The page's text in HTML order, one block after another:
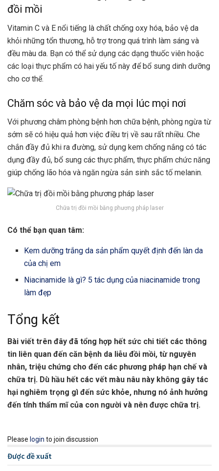
đồi mồi
Vitamin C và E nổi tiếng là chất chống oxy hóa, bảo vệ da
khỏi những tổn thương, hỗ trợ trong quá trình làm sáng và
đều màu da. Bạn có thể sử dụng các dạng thuốc viên hoặc
các loại thực phẩm có hai yếu tố này để bổ sung dinh dưỡng
cho cơ thể.
Chăm sóc và bảo vệ da mọi lúc mọi nơi
Với phương châm phòng bệnh hơn chữa bệnh, phòng ngừa từ
sớm sẽ có hiệu quả hơn việc điều trị về sau rất nhiều. Che
chắn đầy đủ khi ra đường, sử dụng kem chống nắng có tác
dụng đầy đủ, bổ sung các thực phẩm, thực phẩm chức năng
giúp chống lão hóa và ngăn ngừa sản sinh sắc tố melanin.
Chữa trị đồi mồi bằng phương pháp laser
Có thể bạn quan tâm:
Kem dưỡng trắng da sản phẩm quyết định đến làn da
của chị em
Niacinamide là gì? 5 tác dụng của niacinamide trong
làm đẹp
Tổng kết
Bài viết trên đây đã tổng hợp hết sức chi tiết các thông
tin liên quan đến căn bệnh da liễu đồi mồi, từ nguyên
nhân, triệu chứng cho đến các phương pháp hạn chế và
chữa trị. Dù hầu hết các vết màu nâu này không gây tác
hại nghiêm trọng gì đến sức khỏe, nhưng nó ảnh hưởng
đến tính thẩm mĩ của con người và nên được chữa trị.
Please login to join discussion
Được đề xuất